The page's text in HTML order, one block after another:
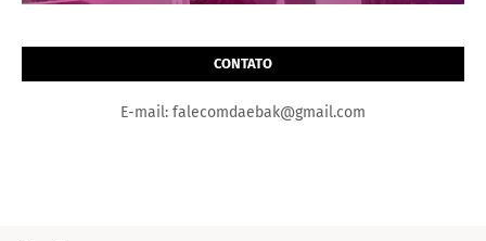
CONTATO
E-mail: falecomdaebak@gmail.com